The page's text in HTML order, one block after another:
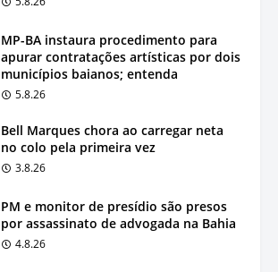
MP-BA instaura procedimento para
apurar contratações artísticas por dois
municípios baianos; entenda
5.8.26
Bell Marques chora ao carregar neta
no colo pela primeira vez
3.8.26
PM e monitor de presídio são presos
por assassinato de advogada na Bahia
4.8.26